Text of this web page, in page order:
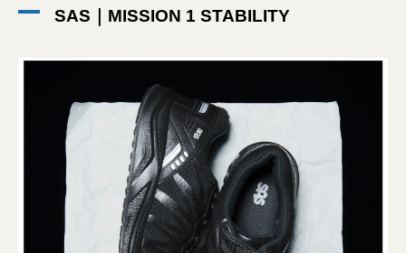
SAS｜MISSION 1 STABILITY